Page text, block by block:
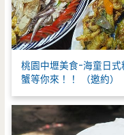
桃園中壢美食-海童日
蟹等你來！！ （邀約）